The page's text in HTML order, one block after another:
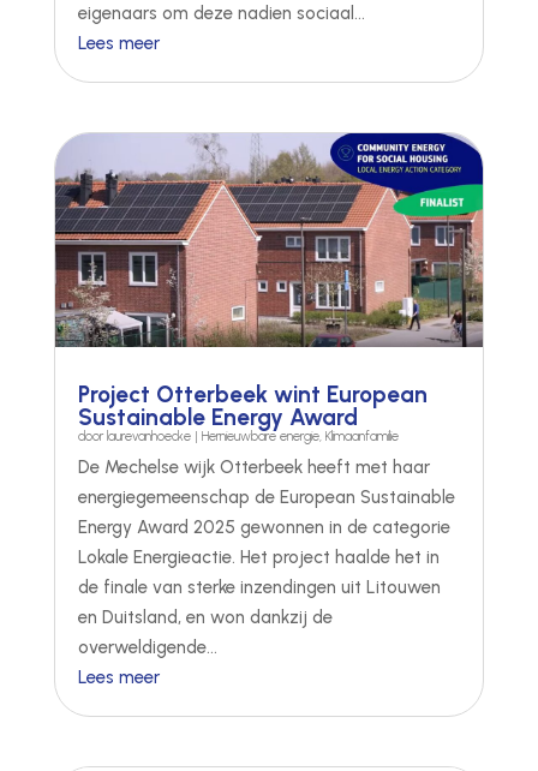
eigenaars om deze nadien sociaal...
Lees meer
Project Otterbeek wint European
Sustainable Energy Award
door laurevanhoecke| Hernieuwbare energie, Klimaanfamilie
De Mechelse wijk Otterbeek heeft met haar
energiegemeenschap de European Sustainable
Energy Award 2025 gewonnen in de categorie
Lokale Energieactie. Het project haalde het in
de finale van sterke inzendingen uit Litouwen
en Duitsland, en won dankzij de
overweldigende...
Lees meer